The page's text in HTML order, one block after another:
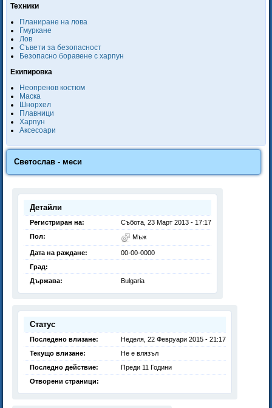
Техники
Планиране на лова
Гмуркане
Лов
Съвети за безопасност
Безопасно боравене с харпун
Екипировка
Неопренов костюм
Маска
Шнорхел
Плавници
Харпун
Аксесоари
Светослав - меси
Детайли
Регистриран на:
Събота, 23 Март 2013 - 17:17
Пол:
Мъж
Дата на раждане:
00-00-0000
Град:
Държава:
Bulgaria
Статус
Последено влизане:
Неделя, 22 Февруари 2015 - 21:17
Текущо влизане:
Не е влязъл
Последно действие:
Преди 11 Години
Отворени страници: